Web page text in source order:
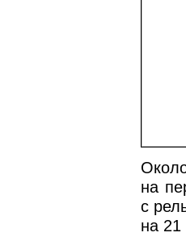
на
с
на